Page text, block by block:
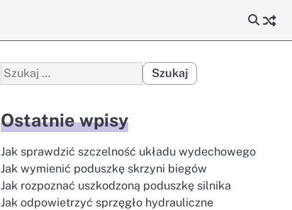
Szukaj:
Ostatnie wpisy
Jak sprawdzić szczelność układu wydechowego
Jak wymienić poduszkę skrzyni biegów
Jak rozpoznać uszkodzoną poduszkę silnika
Jak odpowietrzyć sprzęgło hydrauliczne